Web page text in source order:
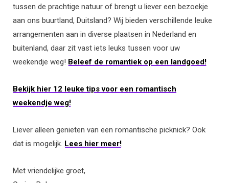
tussen de prachtige natuur of brengt u liever een bezoekje
aan ons buurtland, Duitsland? Wij bieden verschillende leuke
arrangementen aan in diverse plaatsen in Nederland en
buitenland, daar zit vast iets leuks tussen voor uw
weekendje weg! Beleef de romantiek op een landgoed!
Bekijk hier 12 leuke tips voor een romantisch
weekendje weg!
Liever alleen genieten van een romantische picknick? Ook
dat is mogelijk. Lees hier meer!
Met vriendelijke groet,